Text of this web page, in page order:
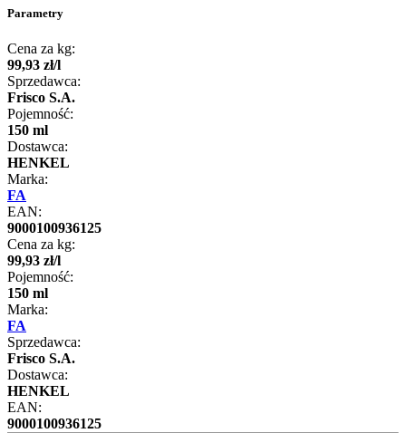
Parametry
Cena za kg:
99,93 zł/l
Sprzedawca:
Frisco S.A.
Pojemność:
150 ml
Dostawca:
HENKEL
Marka:
FA
EAN:
9000100936125
Cena za kg:
99,93 zł/l
Pojemność:
150 ml
Marka:
FA
Sprzedawca:
Frisco S.A.
Dostawca:
HENKEL
EAN:
9000100936125